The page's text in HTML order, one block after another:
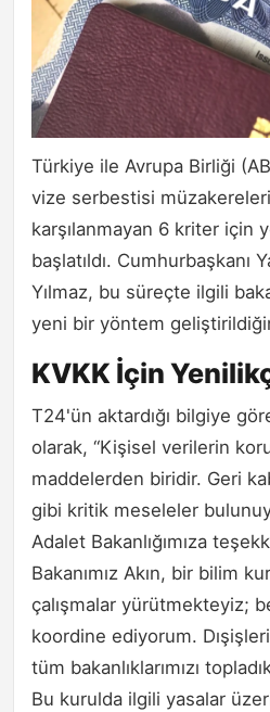
Türkiye ile Avrupa Birliği
vize serbestisi
karşılanmayan 6 kriter için
başlatıldı. Cumhurbaşkanı
Yılmaz, bu süreçte ilgili
yeni bir yöntem
KVKK İçin
T24'ün aktardığı bilgiye
olarak, “Kişisel verilerin
maddelerden biridir. Geri
gibi kritik meseleler
Adalet Bakanlığımıza
Bakanımız Akın, bir bilim
çalışmalar yürütmekteyiz;
koordine ediyorum.
tüm bakanlıklarımızı
Bu kurulda ilgili yasalar